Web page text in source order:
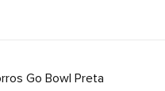
Go Bowl Preta